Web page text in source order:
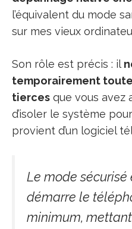
l’équivalent du mode
sur mes vieux
Son rôle est précis : il
temporairement
tierces que vous avez
d’isoler le système
provient d’un logiciel
Le mode sécurisé
démarre le
minimum,